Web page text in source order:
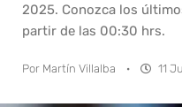
2025. Conozca los
partir de las 00:30 hrs.
Por Martín Villalba · 11